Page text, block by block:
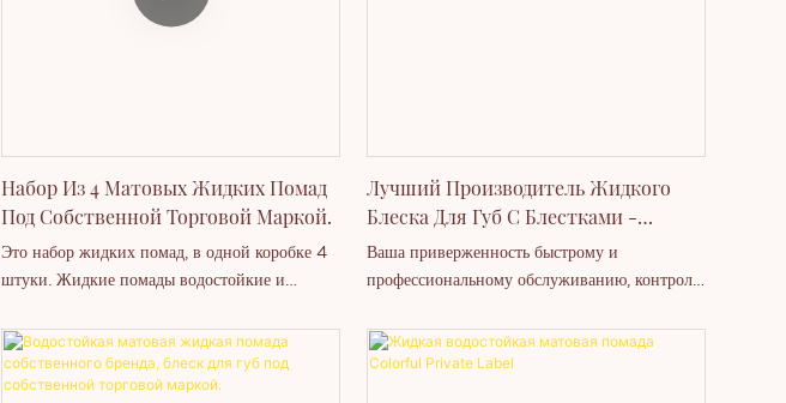
Набор Из 4 Матовых Жидких Помад
Под Собственной Торговой Маркой.
Это набор жидких помад, в одной коробке 4
штуки. Жидкие помады водостойкие и
нашем магазине. Всего 40 оттенков, вы
можете выбрать 4 своих любимых. Если вы
хотите изменить упаковку в соответствии со
Лучший Производитель Жидкого
Блеска Для Губ С Блестками -
Thincen
Ваша приверженность быстрому и
профессиональному обслуживанию, контролю
обеспечивает дополнительную уверенность
клиентам. В целом, этот блеск для губ с